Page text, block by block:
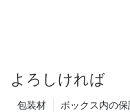
よろしければ
ボックス内の
包装材